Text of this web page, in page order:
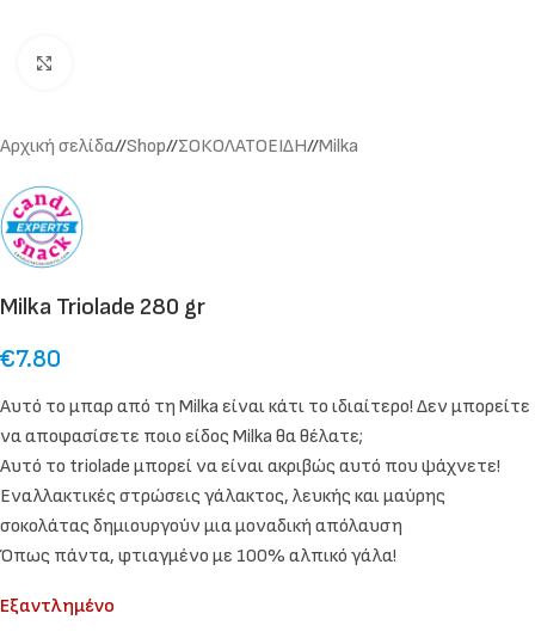
Αρχική σελίδα/ Shop/ ΣΟΚΟΛΑΤΟΕΙΔΗ/ Milka
Milka Triolade 280 gr
€7.80
Αυτό το μπαρ από τη Milka είναι κάτι το ιδιαίτερο! Δεν μπορείτε
να αποφασίσετε ποιο είδος Milka θα θέλατε;
Αυτό το triolade μπορεί να είναι ακριβώς αυτό που ψάχνετε!
Εναλλακτικές στρώσεις γάλακτος, λευκής και μαύρης
σοκολάτας δημιουργούν μια μοναδική απόλαυση
Όπως πάντα, φτιαγμένο με 100% αλπικό γάλα!
Εξαντλημένο